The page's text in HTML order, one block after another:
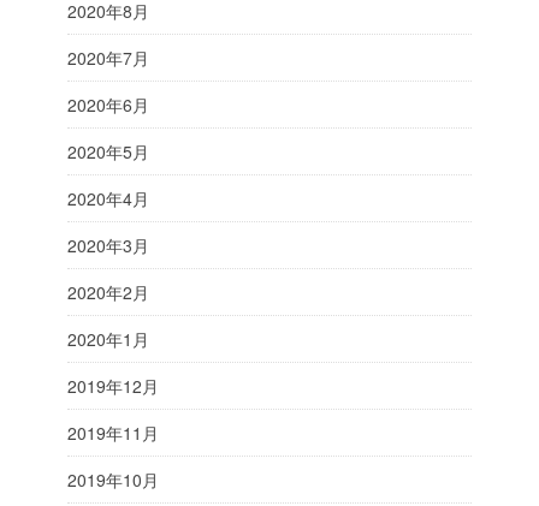
2020年8月
2020年7月
2020年6月
2020年5月
2020年4月
2020年3月
2020年2月
2020年1月
2019年12月
2019年11月
2019年10月